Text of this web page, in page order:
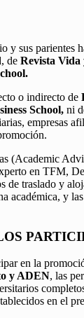
y sus parientes
de Revista
o indirecto de
School, ni
empresas
(Academic
en TFM,
de traslado y
académica, y
en la
y ADEN, las
en el